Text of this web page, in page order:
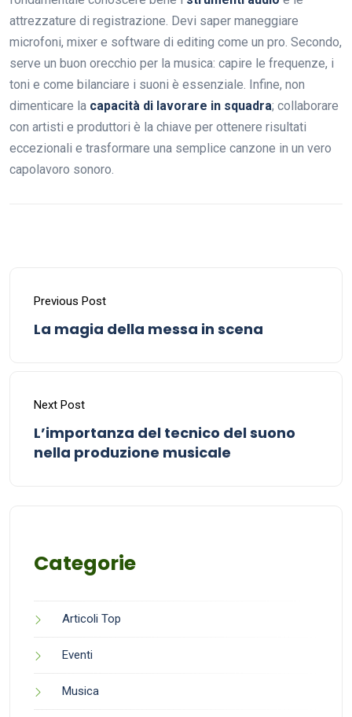
attrezzature di registrazione. Devi saper maneggiare
microfoni, mixer e software di editing come un pro. Secondo,
serve un buon orecchio per la musica: capire le frequenze, i
toni e come bilanciare i suoni è essenziale. Infine, non
dimenticare la capacità di lavorare in squadra; collaborare
con artisti e produttori è la chiave per ottenere risultati
eccezionali e trasformare una semplice canzone in un vero
capolavoro sonoro.
Previous Post
La magia della messa in scena
Next Post
L’importanza del tecnico del suono
nella produzione musicale
Categorie
Articoli Top
Eventi
Musica